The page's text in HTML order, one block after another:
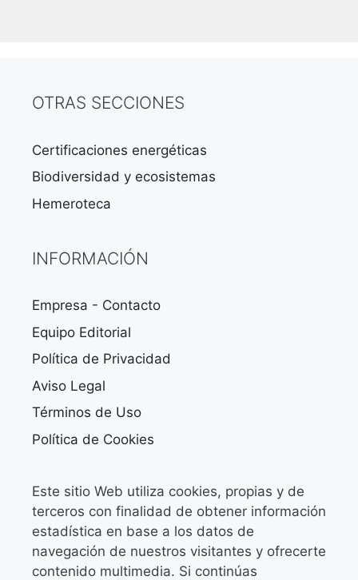
OTRAS SECCIONES
Certificaciones energéticas
Biodiversidad y ecosistemas
Hemeroteca
INFORMACIÓN
Empresa - Contacto
Equipo Editorial
Política de Privacidad
Aviso Legal
Términos de Uso
Política de Cookies
Este sitio Web utiliza cookies, propias y de
terceros con finalidad de obtener información
estadística en base a los datos de
navegación de nuestros visitantes y ofrecerte
contenido multimedia. Si continúas